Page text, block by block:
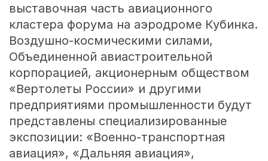
выставочная часть авиационного
кластера форума на аэродроме Кубинка.
Воздушно-космическими силами,
Объединенной авиастроительной
корпорацией, акционерным обществом
«Вертолеты России» и другими
предприятиями промышленности будут
представлены специализированные
экспозиции: «Военно-транспортная
авиация», «Дальняя авиация»,